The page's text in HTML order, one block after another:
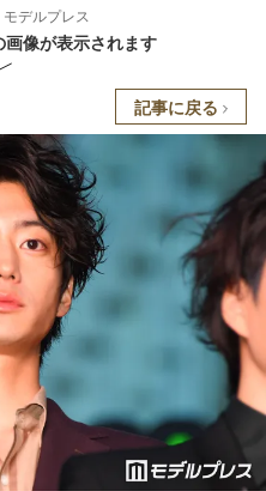
デルプレス
像が表示されます
記事に戻る